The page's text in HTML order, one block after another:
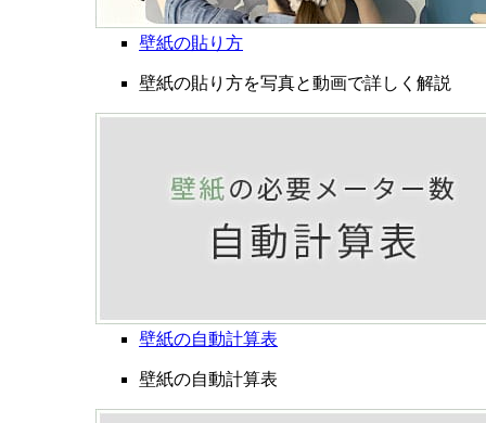
壁紙の貼り方
壁紙の貼り方を写真と動画で詳しく解説
壁紙の自動計算表
壁紙の自動計算表